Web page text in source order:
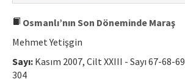
Osmanlı’nın Son Döneminde Maraş
Mehmet Yetişgin
Sayı: Kasım 2007, Cilt XXIII - Sayı 67-68-69
304